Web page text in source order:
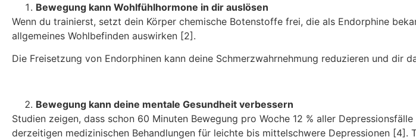
Bewegung kann Wohlfühlhormone in dir auslösen
Wenn du trainierst, setzt dein Körper chemische Botenstoffe frei, die als Endorphine
allgemeines Wohlbefinden auswirken [2].
Die Freisetzung von Endorphinen kann deine Schmerzwahrnehmung reduzieren und dir
Bewegung kann deine mentale Gesundheit verbessern
Studien zeigen, dass schon 60 Minuten Bewegung pro Woche 12 % aller
derzeitigen medizinischen Behandlungen für leichte bis mittelschwere Depressionen